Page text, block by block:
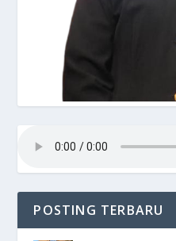
POSTING TERBARU